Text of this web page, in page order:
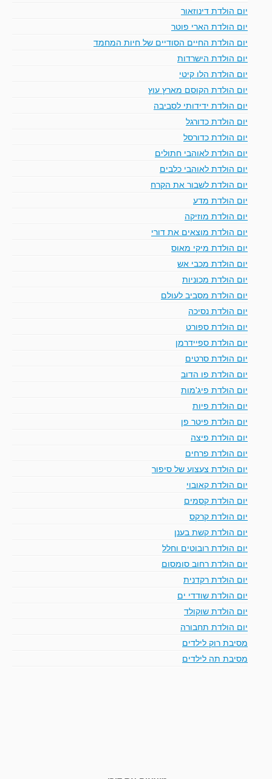
יום הולדת דינוזאור
יום הולדת הארי פוטר
יום הולדת החיים הסודיים של חיות המחמד
יום הולדת הישרדות
יום הולדת הלו קיטי
יום הולדת הקוסם מארץ עוץ
יום הולדת ידידותי לסביבה
יום הולדת כדורגל
יום הולדת כדורסל
יום הולדת לאוהבי חתולים
יום הולדת לאוהבי כלבים
יום הולדת לשבור את הקרח
יום הולדת מדע
יום הולדת מוזיקה
יום הולדת מוצאים את דורי
יום הולדת מיקי מאוס
יום הולדת מכבי אש
יום הולדת מכוניות
יום הולדת מסביב לעולם
יום הולדת נסיכה
יום הולדת ספורט
יום הולדת ספיידרמן
יום הולדת סרטים
יום הולדת פו הדוב
יום הולדת פיג'מות
יום הולדת פיות
יום הולדת פיטר פן
יום הולדת פיצה
יום הולדת פרחים
יום הולדת צעצוע של סיפור
יום הולדת קאובוי
יום הולדת קסמים
יום הולדת קרקס
יום הולדת קשת בענן
יום הולדת רובוטים וחלל
יום הולדת רחוב סומסום
יום הולדת רקדנית
יום הולדת שודדי ים
יום הולדת שוקולד
יום הולדת תחבורה
מסיבת רוק לילדים
מסיבת תה לילדים